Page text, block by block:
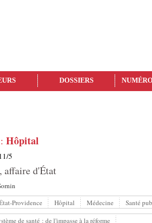
DOSSIERS
Hôpital
5
affaire d'État
Providence Hôpital Médecine Santé
de santé : de l'impasse à la réforme